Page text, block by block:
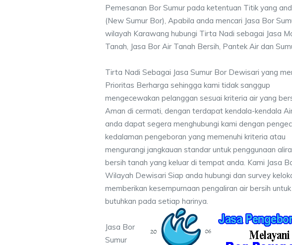
Pemesanan Bor Sumur pada ketentuan Titik yang
(New Sumur Bor), Apabila anda mencari Jasa Bor
wilayah Karawang hubungi Tirta Nadi sebagai Jasa
Tanah, Jasa Bor Air Tanah Bersih, Pantek Air dan
Tirta Nadi Sebagai Jasa Sumur Bor Dewisari yang
Prioritas Berharga sehingga kami tidak sanggup
mengecewakan pelanggan sesuai kriteria air yang
Aman di cermati, dengan terdapat kendala-kendala
anda dapat segera menghubungi kami dengan
kedalaman pengeboran yang memenuhi kriteria atau
mengurangi jangkauan standar untuk penggunaan
bersih tanah yang keluar di tempat anda. Kami Jasa
Wilayah Dewisari Siap anda hubungi dan survey
memberikan kesempurnaan pengaliran air bersih
butuhkan pada setiap harinya.
Jasa Bor
Sumur